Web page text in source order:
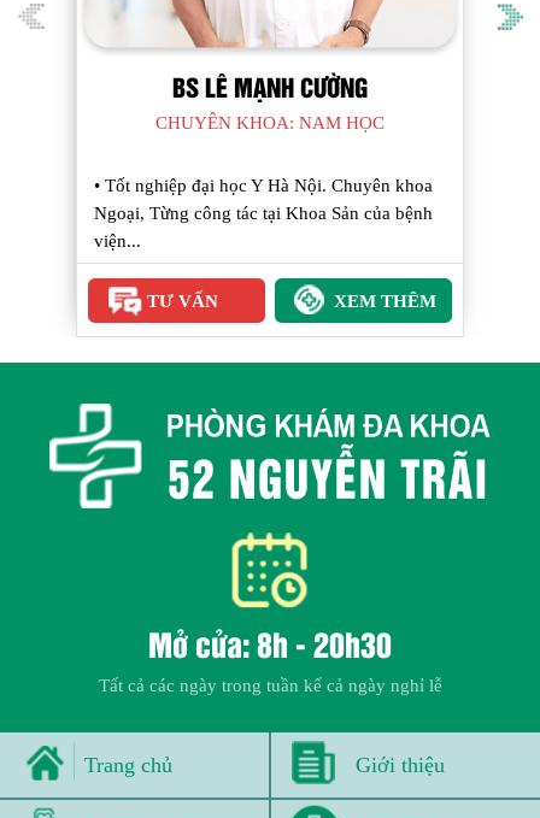
THẠC SĨ NGUYỄN BÁ DƯƠNG
CHUYÊN KHOA: PHỤ SẢN CẤP I
• Tốt nghiệp Đại học Y khoa Thái Bình, Thầy
thuốc ưu tú, Thạc sĩ, Bác sĩ chuyên khoa II
–...
TƯ VẤN XEM THÊM
Mở cửa: 8h - 20h30
Tất cả các ngày trong tuần kể cả ngày nghỉ lễ
Trang chủ Giới thiệu